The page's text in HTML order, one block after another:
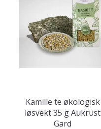
Kamille te økologisk
løsvekt 35 g Aukrust
Gard